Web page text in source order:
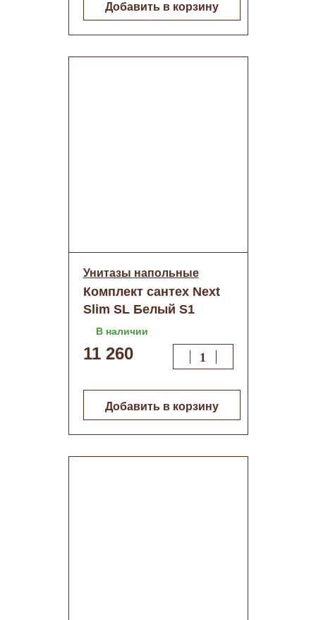
Добавить в корзину
Унитазы напольные
Комплект сантех Next
Slim SL Белый S1
В наличии
11 260
Добавить в корзину